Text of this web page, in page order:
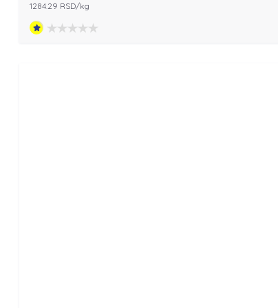
1284.29 RSD/kg